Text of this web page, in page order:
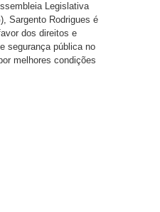
Legislativa
Sargento Rodrigues é
dos direitos e
segurança pública no
melhores condições